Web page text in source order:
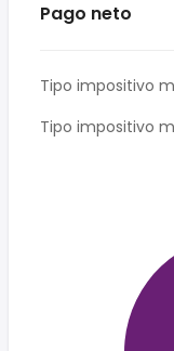
Pago neto
Tipo impositivo
Tipo impositivo